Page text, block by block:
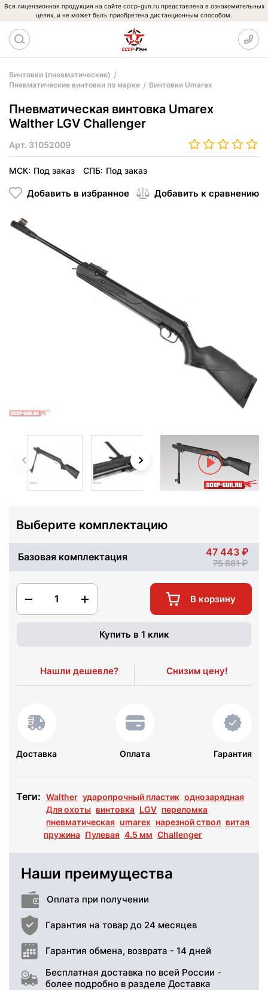
Вся лицензионная продукция на сайте cccp-gun.ru представлена в ознакомительных
целях, и не может быть приобретена дистанционным способом.
Винтовки (пневматические)
Пневматические винтовки по марке
Винтовки Umarex
Пневматическая винтовка Umarex
Walther LGV Challenger
Арт. 31052009
МСК: Под заказ СПБ: Под заказ
Добавить в избранное Добавить к сравнению
Выберите комплектацию
Базовая комплектация 47 443
75 881
1 В корзину
Купить в 1 клик
Нашли дешевле? Снизим цену!
Доставка Оплата Гарантия
Теги: Walther ударопрочный пластик однозарядная
Для охоты винтовка LGV переломка
пневматическая umarex нарезной ствол витая
пружина Пулевая 4.5 мм Challenger
Наши преимущества
Оплата при получении
Гарантия на товар до 24 месяцев
Гарантия обмена, возврата - 14 дней
Бесплатная доставка по всей России -
более подробно в разделе Доставка